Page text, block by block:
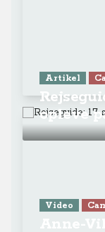
Artikel
opleve
Video